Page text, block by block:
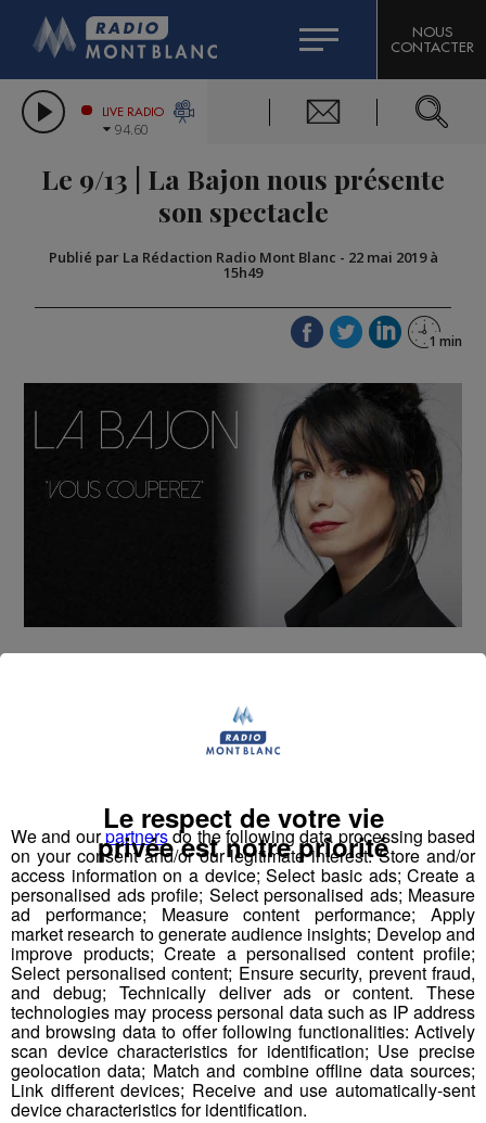
LES CHRONIQUES DE L'EXPERT
CITIZEN MACHINERY
GRAND MASSIF DOMAINES SKIABLES
BIGARD
COMPAGNIE DU MONT-BLANC
NOUS
CONTACTER
LIVE RADIO
94.60
Le 9/13 | La Bajon nous présente
son spectacle
Publié par La Rédaction Radio Mont Blanc - 22 mai 2019 à
15h49
vous offre vos places pour le spectacle de La Bajon
au Théâtre des Allobroges à Cluses !
spectacle :
Partager sur Facebook
We and ourpartnersdo the following data processing based
on your consent and/or our legitimate interest: Store and/or
access information on a device; Select basic ads; Create a
personalised ads profile; Select personalised ads; Measure
ad performance; Measure content performance; Apply
market research to generate audience insights; Develop and
improve products; Create a personalised content profile;
Select personalised content; Ensure security, prevent fraud,
and debug; Technically deliver ads or content. These
technologies may process personal data such as IP address
and browsing data to offer following functionalities: Actively
scan device characteristics for identification; Use precise
geolocation data; Match and combine offline data sources;
Link different devices; Receive and use automatically-sent
device characteristics for identification.
Le respect de votre vie
privée est notre priorité